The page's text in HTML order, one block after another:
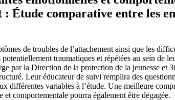
Étude comparative entre les
de troubles de l’attachement ainsi que les
traumatiques et répétées au sein de
par la Direction de la protection de la jeunesse et
Leur éducateur de suivi remplira des
différentes variables à l’étude. Une meilleure
comportementale pourra également être dégagée.